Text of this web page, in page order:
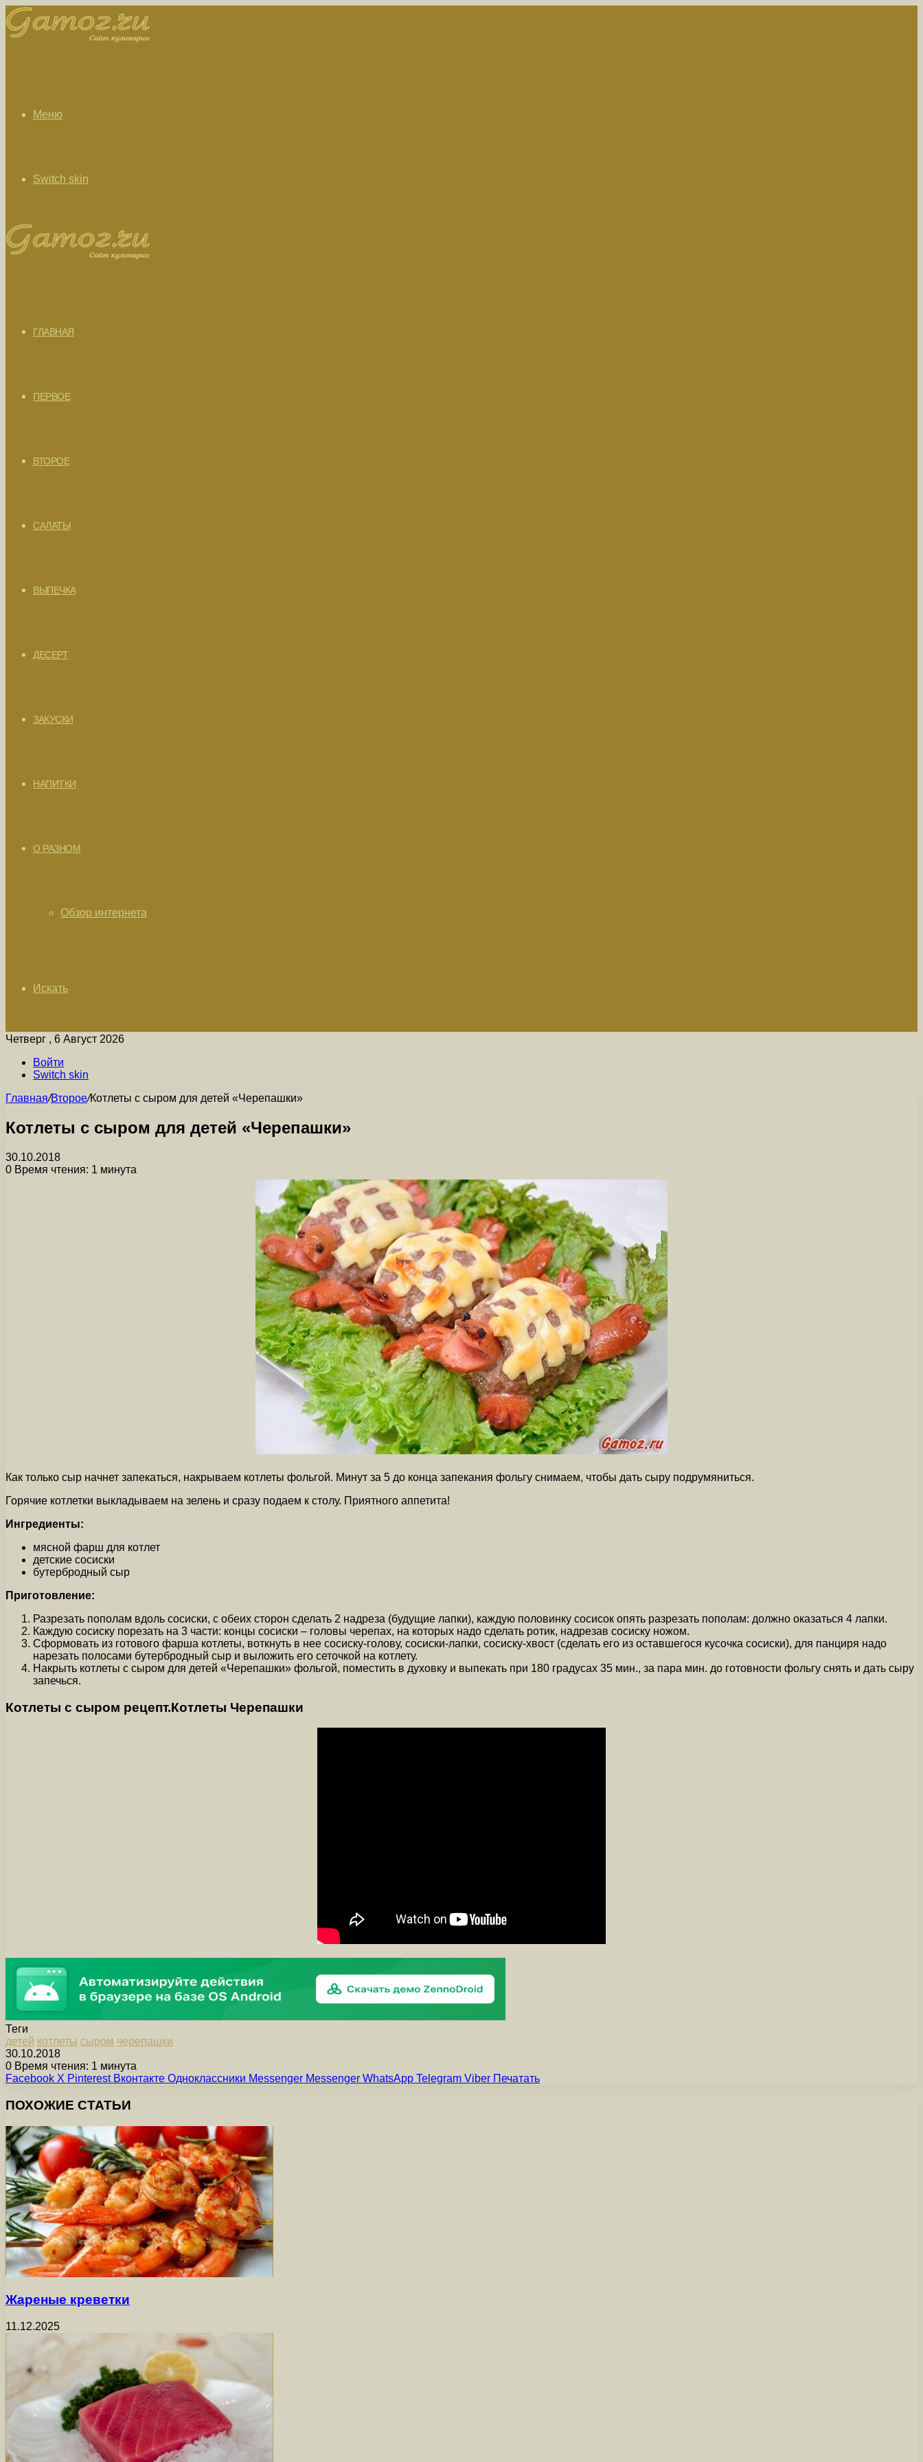
Меню
Switch skin
ГЛАВНАЯ
ПЕРВОЕ
ВТОРОЕ
САЛАТЫ
ВЫПЕЧКА
ДЕСЕРТ
ЗАКУСКИ
НАПИТКИ
О РАЗНОМ
Обзор интернета
Искать
Четверг , 6 Август 2026
Войти
Switch skin
Главная/Второе/Котлеты с сыром для детей «Черепашки»
Котлеты с сыром для детей «Черепашки»
30.10.2018
0 Время чтения: 1 минута
Как только сыр начнет запекаться, накрываем котлеты фольгой. Минут за 5 до конца запекания фольгу снимаем, чтобы дать сыру подрумяниться.
Горячие котлетки выкладываем на зелень и сразу подаем к столу. Приятного аппетита!
Ингредиенты:
мясной фарш для котлет
детские сосиски
бутербродный сыр
Приготовление:
Разрезать пополам вдоль сосиски, с обеих сторон сделать 2 надреза (будущие лапки), каждую половинку сосисок опять разрезать пополам: должно оказаться 4 лапки.
Каждую сосиску порезать на 3 части: концы сосиски – головы черепах, на которых надо сделать ротик, надрезав сосиску ножом.
Сформовать из готового фарша котлеты, воткнуть в нее сосиску-голову, сосиски-лапки, сосиску-хвост (сделать его из оставшегося кусочка сосиски), для панциря надо
нарезать полосами бутербродный сыр и выложить его сеточкой на котлету.
Накрыть котлеты с сыром для детей «Черепашки» фольгой, поместить в духовку и выпекать при 180 градусах 35 мин., за пара мин. до готовности фольгу снять и дать сыру
запечься.
Котлеты с сыром рецепт.Котлеты Черепашки
Теги
детей котлеты сыром черепашки
30.10.2018
0 Время чтения: 1 минута
Facebook X Pinterest Вконтакте Одноклассники Messenger Messenger WhatsApp Telegram Viber Печатать
ПОХОЖИЕ СТАТЬИ
Жареные креветки
11.12.2025